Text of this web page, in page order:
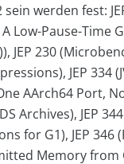
sein werden fest:
Low-Pause-Time
JEP 230
JEP 334
AArch64 Port,
Archives), JEP
for G1), JEP
Memory from